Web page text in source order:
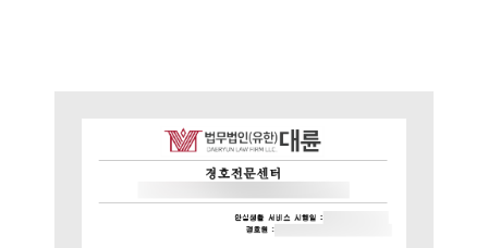
업무사례
주요 업무사례
사례분석/최신동향
법률정보